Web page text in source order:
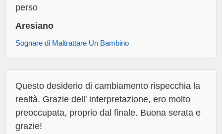
perso
Aresiano
Sognare di Maltrattare Un Bambino
Questo desiderio di cambiamento rispecchia la
realtà. Grazie dell' interpretazione, ero molto
preoccupata, proprio dal finale. Buona serata e
grazie!